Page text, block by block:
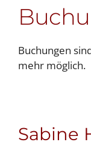
Buchungen
mehr möglich.
Sabine